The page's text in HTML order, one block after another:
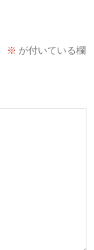
※ が付いている欄